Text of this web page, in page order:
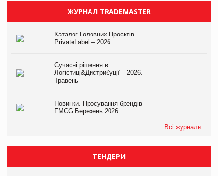
ЖУРНАЛ TRADEMASTER
Каталог Головних Проєктів
PrivateLabel – 2026
Сучасні рішення в
Логістиці&Дистрибуції – 2026.
Травень
Новинки. Просування брендів
FMCG.Березень 2026
Всі журнали
ТЕНДЕРИ